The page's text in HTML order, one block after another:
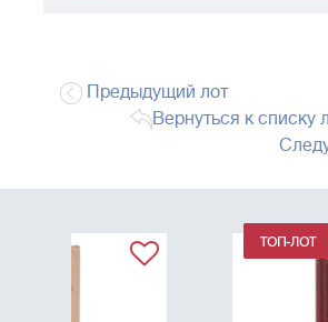
Предыдущий лот
Вернуться к списку